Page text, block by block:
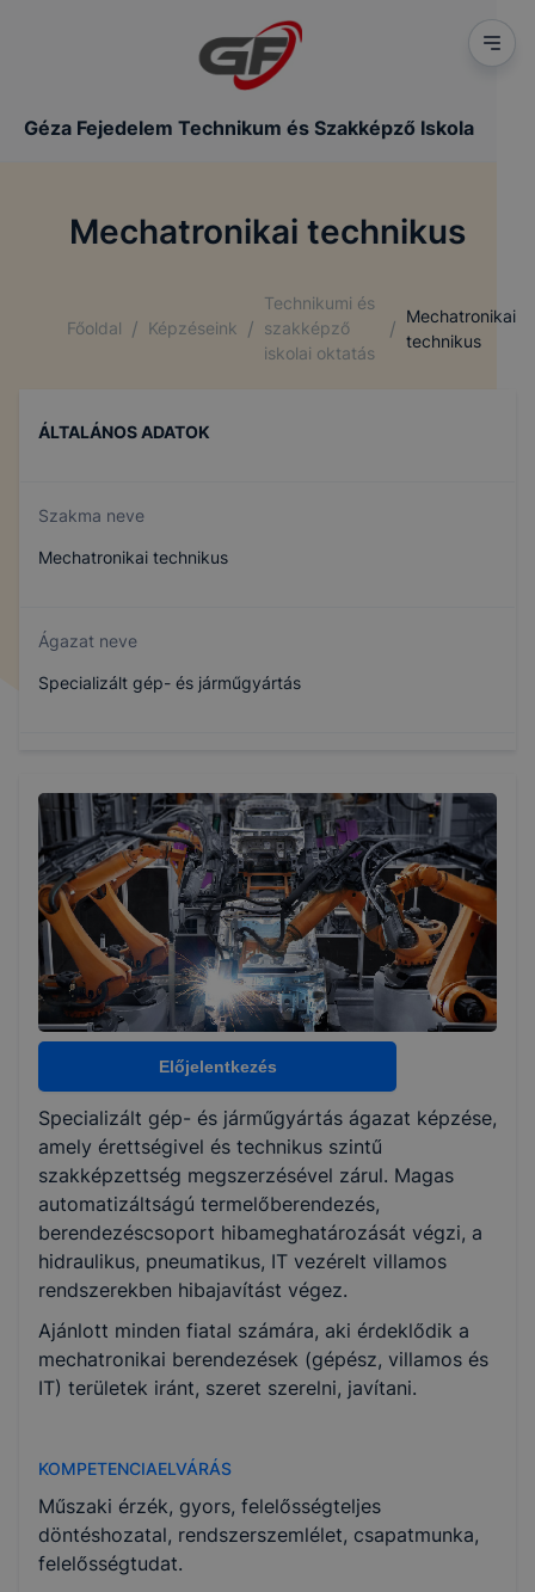
Géza Fejedelem Technikum és Szakképző Iskola
Mechatronikai technikus
Főoldal / Képzéseink /
Technikumi és
szakképző
iskolai oktatás
/
Mechatronikai
technikus
ÁLTALÁNOS ADATOK
Szakma neve
Mechatronikai technikus
Ágazat neve
Specializált gép- és járműgyártás
507141912
Képzés időtartama
5 év
Választható szakmairányok:
Nem válaszható
KKK/PTT
KKK letöltése (pdf)
PTT letöltése (pdf)
Okleveles technikusképzés
Előjelentkezés
Specializált gép- és járműgyártás ágazat képzése,
amely érettségivel és technikus szintű
szakképzettség megszerzésével zárul. Magas
automatizáltságú termelőberendezés,
berendezéscsoport hibameghatározását végzi, a
hidraulikus, pneumatikus, IT vezérelt villamos
rendszerekben hibajavítást végez.
Ajánlott minden fiatal számára, aki érdeklődik a
mechatronikai berendezések (gépész, villamos és
IT) területek iránt, szeret szerelni, javítani.
KOMPETENCIAELVÁRÁS
Műszaki érzék, gyors, felelősségteljes
döntéshozatal, rendszerszemlélet, csapatmunka,
felelősségtudat.